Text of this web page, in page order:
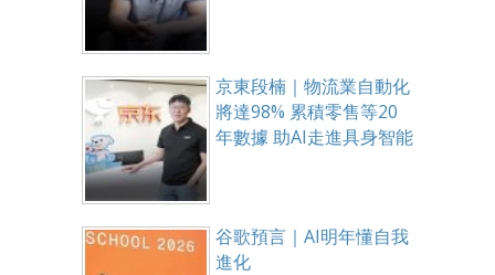
京東段楠｜物流業自動化
將達98% 累積零售等20
年數據 助AI走進具身智能
谷歌預言｜AI明年懂自我
進化